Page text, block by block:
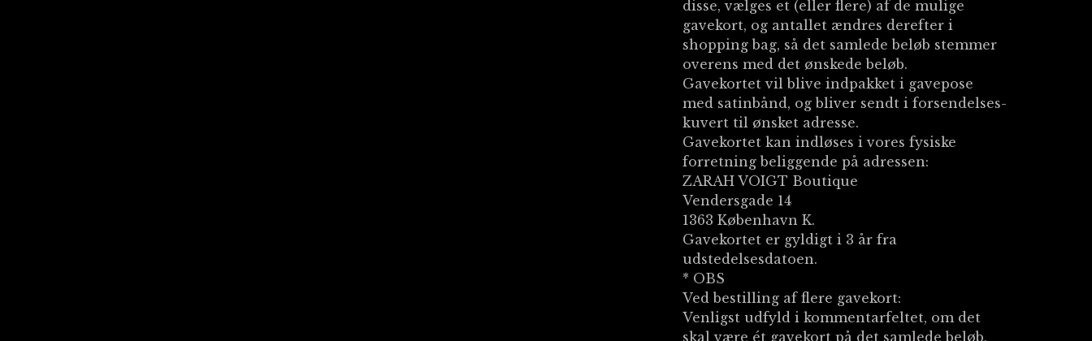
disse, vælges et (eller flere) af de mulige
gavekort, og antallet ændres derefter i
shopping bag, så det samlede beløb stemmer
overens med det ønskede beløb.
Gavekortet vil blive indpakket i gavepose
med satinbånd, og bliver sendt i forsendelses-
kuvert til ønsket adresse.
Gavekortet kan indløses i vores fysiske
forretning beliggende på adressen:
ZARAH VOIGT Boutique
Vendersgade 14
1363 København K.
Gavekortet er gyldigt i 3 år fra
udstedelsesdatoen.
* OBS
Ved bestilling af flere gavekort:
Venligst udfyld i kommentarfeltet, om det
skal være ét gavekort på det samlede beløb,